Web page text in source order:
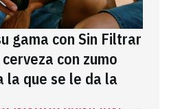
gama con Sin Filtrar
con zumo
la que se le da la